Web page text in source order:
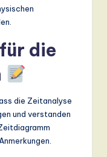
die
die Zeitanalyse
und verstanden